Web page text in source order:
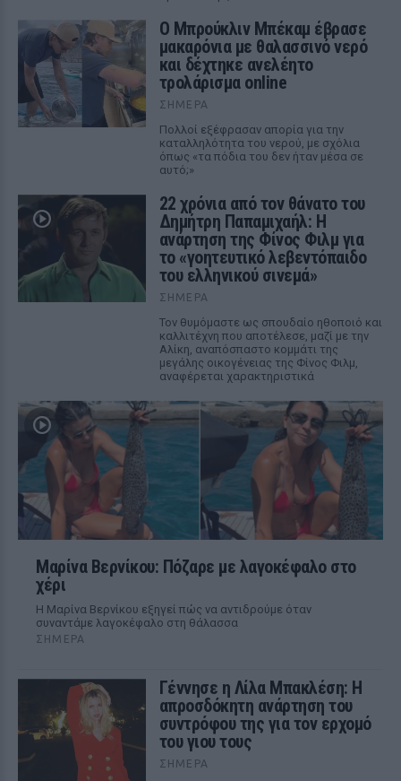
Ο Μπρούκλιν Μπέκαμ έβρασε
μακαρόνια με θαλασσινό νερό
και δέχτηκε ανελέητο
τρολάρισμα online
ΣΉΜΕΡΑ
Πολλοί εξέφρασαν απορία για την
καταλληλότητα του νερού, με σχόλια
όπως «τα πόδια του δεν ήταν μέσα σε
αυτό;»
22 χρόνια από τον θάνατο του
Δημήτρη Παπαμιχαήλ: Η
ανάρτηση της Φίνος Φιλμ για
το «γοητευτικό λεβεντόπαιδο
του ελληνικού σινεμά»
ΣΉΜΕΡΑ
Τον θυμόμαστε ως σπουδαίο ηθοποιό και
καλλιτέχνη που αποτέλεσε, μαζί με την
Αλίκη, αναπόσπαστο κομμάτι της
μεγάλης οικογένειας της Φίνος Φιλμ,
αναφέρεται χαρακτηριστικά
Μαρίνα Βερνίκου: Πόζαρε με λαγοκέφαλο στο
χέρι
Η Μαρίνα Βερνίκου εξηγεί πώς να αντιδρούμε όταν
συναντάμε λαγοκέφαλο στη θάλασσα
ΣΉΜΕΡΑ
Γέννησε η Λίλα Μπακλέση: Η
απροσδόκητη ανάρτηση του
συντρόφου της για τον ερχομό
του γιου τους
ΣΉΜΕΡΑ